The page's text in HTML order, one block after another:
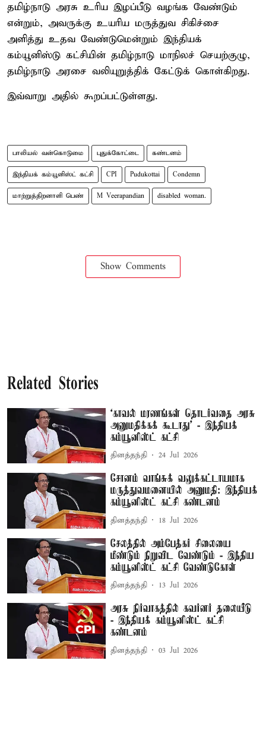
தமிழ்நாடு அரசு உரிய இழப்பீடு வழங்க வேண்டும்
என்றும், அவருக்கு உயரிய மருத்துவ சிகிச்சை
அளித்து உதவ வேண்டுமென்றும் இந்தியக்
கம்யூனிஸ்டு கட்சியின் தமிழ்நாடு மாநிலச் செயற்குழு,
தமிழ்நாடு அரசை வலியுறுத்திக் கேட்டுக் கொள்கிறது.
இவ்வாறு அதில் கூறப்பட்டுள்ளது.
பாலியல் வன்கொடுமை புதுக்கோட்டை கண்டனம்
இந்தியக் கம்யூனிஸ்ட் கட்சி CPI Pudukottai Condemn
மாற்றுத்திறனாளி பெண் M Veerapandian disabled woman.
Show Comments
Related Stories
‘காவல் மரணங்கள் தொடர்வதை அரசு
அனுமதிக்கக் கூடாது’ - இந்தியக்
கம்யூனிஸ்ட் கட்சி
தினத்தந்தி 24 Jul 2026
சோனம் வாங்சுக் வலுக்கட்டாயமாக
மருத்துவமனையில் அனுமதி: இந்தியக்
கம்யூனிஸ்ட் கட்சி கண்டனம்
தினத்தந்தி 18 Jul 2026
சேலத்தில் அம்பேத்கர் சிலையை
மீண்டும் நிறுவிட வேண்டும் - இந்திய
கம்யூனிஸ்ட் கட்சி வேண்டுகோள்
தினத்தந்தி 13 Jul 2026
அரசு நிர்வாகத்தில் கவர்னர் தலையீடு
- இந்தியக் கம்யூனிஸ்ட் கட்சி
கண்டனம்
தினத்தந்தி 03 Jul 2026